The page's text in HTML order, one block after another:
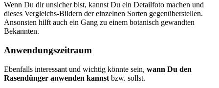
Wenn Du dir unsicher bist, kannst Du ein Detailfoto machen und
dieses Vergleichs-Bildern der einzelnen Sorten gegenüberstellen.
Ansonsten hilft auch ein Gang zu einem botanisch gewandten
Bekannten.
Anwendungszeitraum
Ebenfalls interessant und wichtig könnte sein, wann Du den
Rasendünger anwenden kannst bzw. sollst.